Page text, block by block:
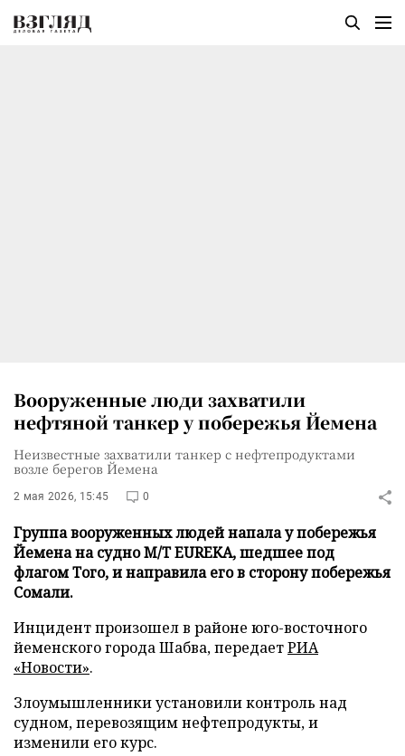
Вооруженные люди захватили
нефтяной танкер у побережья Йемена
Неизвестные захватили танкер с нефтепродуктами
возле берегов Йемена
2 мая 2026, 15:45 0
Группа вооруженных людей напала у побережья
Йемена на судно M/T EUREKA, шедшее под
флагом Того, и направила его в сторону побережья
Сомали.
Инцидент произошел в районе юго-восточного
йеменского города Шабва, передаетРИА
«Новости».
Злоумышленники установили контроль над
судном, перевозящим нефтепродукты, и
изменили его курс.